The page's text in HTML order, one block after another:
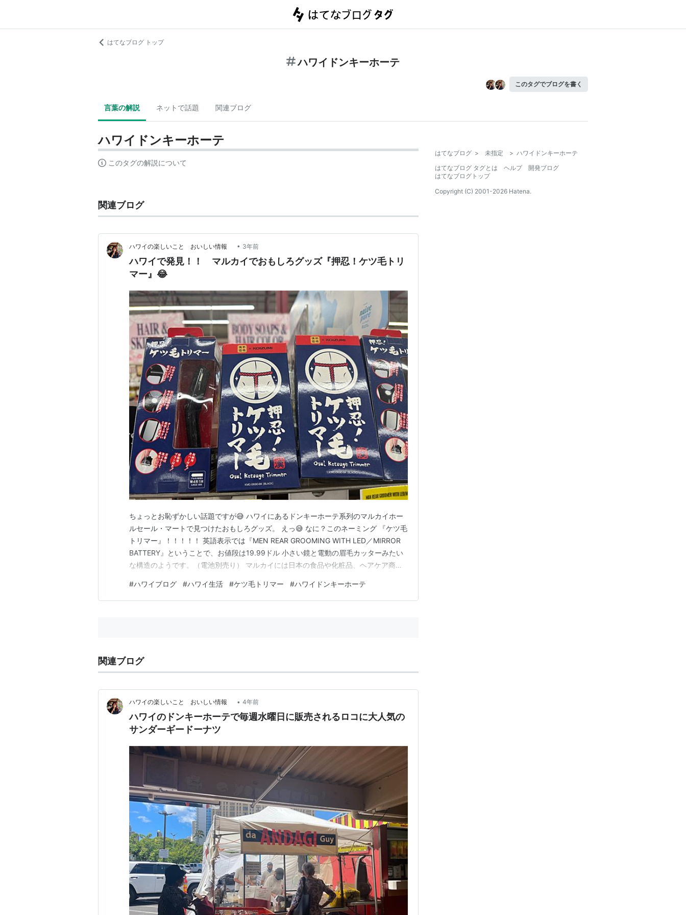
はてなブログ トップ
ハワイドンキーホーテ
このタグでブログを書く
言葉の解説 ネットで話題 関連ブログ
ハワイドンキーホーテ
このタグの解説について
関連ブログ
ハワイの楽しいこと おいしい情報 • 3年前
ハワイで発見！！ マルカイでおもしろグッズ『押忍！ケツ毛トリ
マー』😂
ちょっとお恥ずかしい話題ですが😅 ハワイにあるドンキーホーテ系列のマルカイホー
ルセール・マートで見つけたおもしろグッズ。 えっ😅 なに？このネーミング 『ケツ毛
トリマー』！！！！！ 英語表示では『MEN REAR GROOMING WITH LED／MIRROR
BATTERY』ということで、お値段は19.99ドル 小さい鏡と電動の眉毛カッターみたい
な構造のようです。（電池別売り） マルカイには日本の食品や化粧品、ヘアケア商品
こんなに目につく場所にあるって事は需要があるって事よね😆 確かに最近のメンズも
身だしなみには…
#ハワイブログ #ハワイ生活 #ケツ毛トリマー #ハワイドンキーホーテ
関連ブログ
ハワイの楽しいこと おいしい情報 • 4年前
ハワイのドンキーホーテで毎週水曜日に販売されるロコに大人気の
サンダーギードーナツ
はてなブログ > 未指定 > ハワイドンキーホーテ
はてなブログ タグとは
ヘルプ
開発ブログ
はてなブログトップ
Copyright (C) 2001-2026 Hatena.